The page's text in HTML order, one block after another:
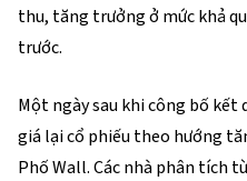
thu, tăng trưởng ở mức khả
trước.
Một ngày sau khi công bố
giá lại cổ phiếu theo hướng
Phố Wall. Các nhà phân tích